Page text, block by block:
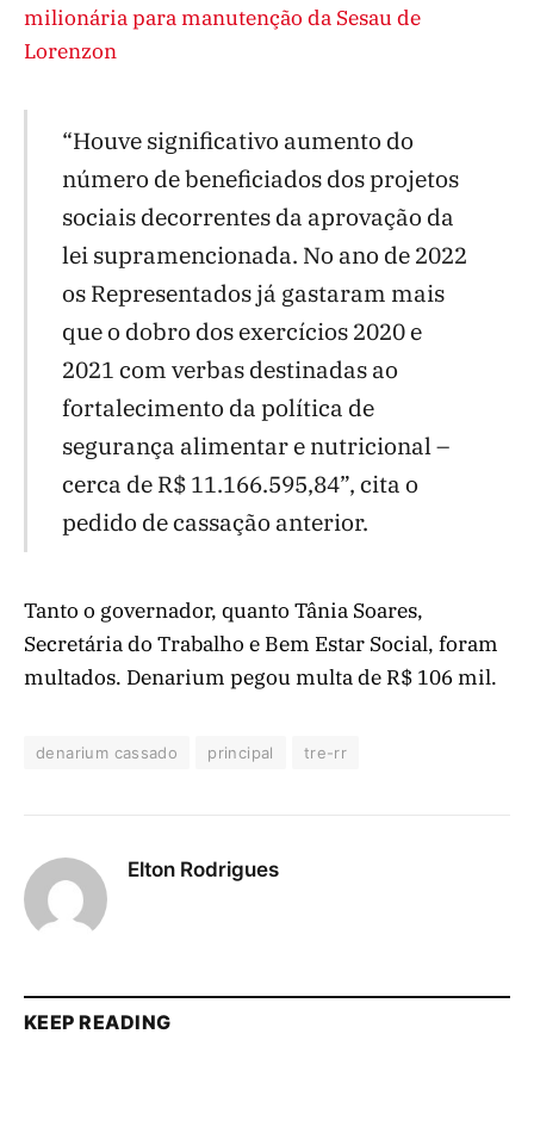
milionária para manutenção da Sesau de
Lorenzon
“Houve significativo aumento do
número de beneficiados dos projetos
sociais decorrentes da aprovação da
lei supramencionada. No ano de 2022
os Representados já gastaram mais
que o dobro dos exercícios 2020 e
2021 com verbas destinadas ao
fortalecimento da política de
segurança alimentar e nutricional –
cerca de R$ 11.166.595,84”, cita o
pedido de cassação anterior.
Tanto o governador, quanto Tânia Soares,
Secretária do Trabalho e Bem Estar Social, foram
multados. Denarium pegou multa de R$ 106 mil.
denarium cassado principal tre-rr
Elton Rodrigues
KEEP READING